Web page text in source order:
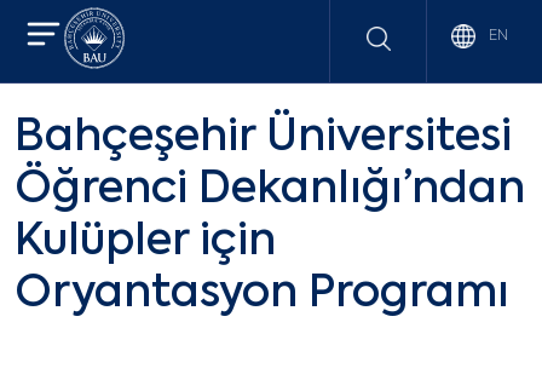
EN
Bahçeşehir Üniversitesi
Öğrenci Dekanlığı’ndan
Kulüpler için
Oryantasyon Programı